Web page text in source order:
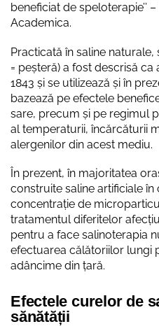
beneficiat de speloterapie’’
Academica.
Practicată în saline
= peșteră) a fost descrisă
1843 și se utilizează și în
bazează pe efectele
sare, precum și pe regimul
al temperaturii, încărcăturii
alergenilor din acest mediu.
În prezent, în majoritatea
construite saline artificiale în
concentrație de
tratamentul diferitelor
pentru a face salinoterapia
efectuarea călătoriilor lungi
adâncime din țară.
Efectele curelor de
sănătății